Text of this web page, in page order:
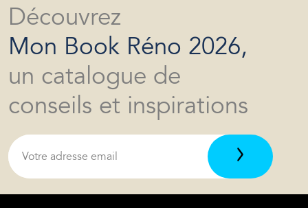
Découvrez
Mon Book Réno 2026,
un catalogue de
conseils et inspirations